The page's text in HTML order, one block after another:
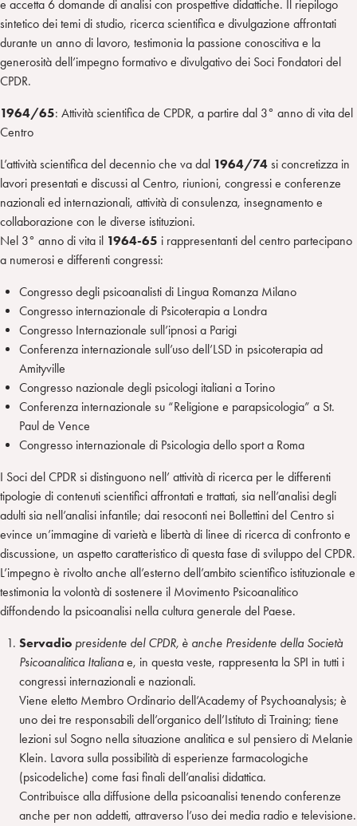
e accetta 6 domande di analisi con prospettive didattiche. Il riepilogo
sintetico dei temi di studio, ricerca scientifica e divulgazione affrontati
durante un anno di lavoro, testimonia la passione conoscitiva e la
generosità dell’impegno formativo e divulgativo dei Soci Fondatori del
CPDR.
1964/65: Attività scientifica de CPDR, a partire dal 3° anno di vita del
Centro
L’attività scientifica del decennio che va dal 1964/74 si concretizza in
lavori presentati e discussi al Centro, riunioni, congressi e conferenze
nazionali ed internazionali, attività di consulenza, insegnamento e
collaborazione con le diverse istituzioni.
Nel 3° anno di vita il 1964-65 i rappresentanti del centro partecipano
a numerosi e differenti congressi:
Congresso degli psicoanalisti di Lingua Romanza Milano
Congresso internazionale di Psicoterapia a Londra
Congresso Internazionale sull’ipnosi a Parigi
Conferenza internazionale sull’uso dell’LSD in psicoterapia ad
Amityville
Congresso nazionale degli psicologi italiani a Torino
Conferenza internazionale su “Religione e parapsicologia” a St.
Paul de Vence
Congresso internazionale di Psicologia dello sport a Roma
I Soci del CPDR si distinguono nell’ attività di ricerca per le differenti
tipologie di contenuti scientifici affrontati e trattati, sia nell’analisi degli
adulti sia nell’analisi infantile; dai resoconti nei Bollettini del Centro si
evince un’immagine di varietà e libertà di linee di ricerca di confronto e
discussione, un aspetto caratteristico di questa fase di sviluppo del CPDR.
L’impegno è rivolto anche all’esterno dell’ambito scientifico istituzionale e
testimonia la volontà di sostenere il Movimento Psicoanalitico
diffondendo la psicoanalisi nella cultura generale del Paese.
Servadio presidente del CPDR, è anche Presidente della Società
Psicoanalitica Italianae, in questa veste, rappresenta la SPI in tutti i
congressi internazionali e nazionali.
Viene eletto Membro Ordinario dell’Academy of Psychoanalysis; è
uno dei tre responsabili dell’organico dell’Istituto di Training; tiene
lezioni sul Sogno nella situazione analitica e sul pensiero di Melanie
Klein. Lavora sulla possibilità di esperienze farmacologiche
(psicodeliche) come fasi finali dell’analisi didattica.
Contribuisce alla diffusione della psicoanalisi tenendo conferenze
anche per non addetti, attraverso l’uso dei media radio e televisione.